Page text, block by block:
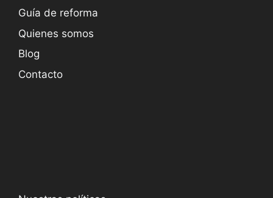
Guía de reforma
Quienes somos
Blog
Contacto